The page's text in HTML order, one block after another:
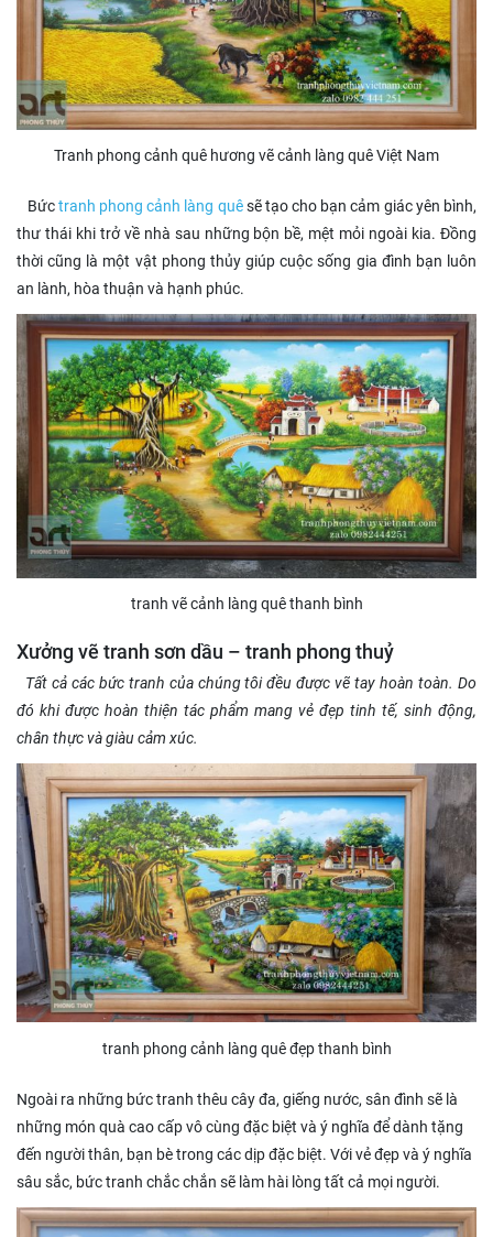
Tranh phong cảnh quê hương vẽ cảnh làng quê Việt Nam
Bứctranh phong cảnh làng quêsẽ tạo cho bạn cảm giác yên bình,
thư thái khi trở về nhà sau những bộn bề, mệt mỏi ngoài kia. Đồng
thời cũng là một vật phong thủy giúp cuộc sống gia đình bạn luôn
an lành, hòa thuận và hạnh phúc.
tranh vẽ cảnh làng quê thanh bình
Xưởng vẽ tranh sơn dầu – tranh phong thuỷ
Tất cả các bức tranh của chúng tôi đều được vẽ tay hoàn toàn. Do
đó khi được hoàn thiện tác phẩm mang vẻ đẹp tinh tế, sinh động,
chân thực và giàu cảm xúc.
tranh phong cảnh làng quê đẹp thanh bình
Ngoài ra những bức tranh thêu cây đa, giếng nước, sân đình sẽ là
những món quà cao cấp vô cùng đặc biệt và ý nghĩa để dành tặng
đến người thân, bạn bè trong các dịp đặc biệt. Với vẻ đẹp và ý nghĩa
sâu sắc, bức tranh chắc chắn sẽ làm hài lòng tất cả mọi người.